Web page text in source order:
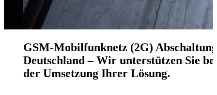
GSM-Mobilfunknetz (2G)
Deutschland – Wir unterstützen Sie
der Umsetzung Ihrer Lösung.